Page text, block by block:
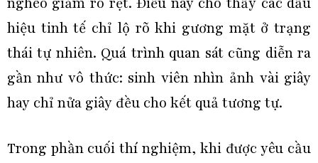
hiệu tinh tế chỉ lộ rõ khi gương mặt ở trạng
thái tự nhiên. Quá trình quan sát cũng diễn ra
gần như vô thức: sinh viên nhìn ảnh vài giây
hay chỉ nửa giây đều cho kết quả tương tự.
Trong phần cuối thí nghiệm, khi được yêu cầu